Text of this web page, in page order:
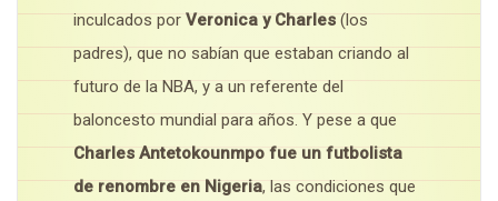
inculcados por Veronica y Charles (los
padres), que no sabían que estaban criando al
futuro de la NBA, y a un referente del
baloncesto mundial para años. Y pese a que
Charles Antetokounmpo fue un futbolista
de renombre en Nigeria, las condiciones que